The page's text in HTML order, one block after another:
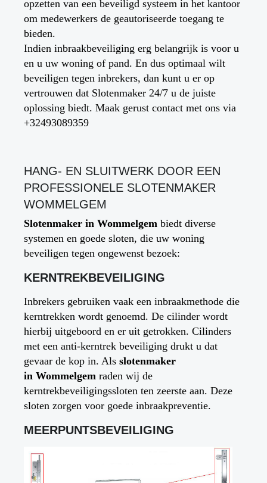
opzetten van een beveiligd systeem in het kantoor
om medewerkers de geautoriseerde toegang te
bieden.
Indien inbraakbeveiliging erg belangrijk is voor u
en u uw woning of pand. En dus optimaal wilt
beveiligen tegen inbrekers, dan kunt u er op
vertrouwen dat Slotenmaker 24/7 u de juiste
oplossing biedt. Maak gerust contact met ons via
+32493089359
HANG- EN SLUITWERK DOOR EEN
PROFESSIONELE SLOTENMAKER
WOMMELGEM
Slotenmaker in Wommelgem biedt diverse
systemen en goede sloten, die uw woning
beveiligen tegen ongewenst bezoek:
KERNTREKBEVEILIGING
Inbrekers gebruiken vaak een inbraakmethode die
kerntrekken wordt genoemd. De cilinder wordt
hierbij uitgeboord en er uit getrokken. Cilinders
met een anti-kerntrek beveiliging drukt u dat
gevaar de kop in. Als slotenmaker
in Wommelgem raden wij de
kerntrekbeveiligingssloten ten zeerste aan. Deze
sloten zorgen voor goede inbraakpreventie.
MEERPUNTSBEVEILIGING